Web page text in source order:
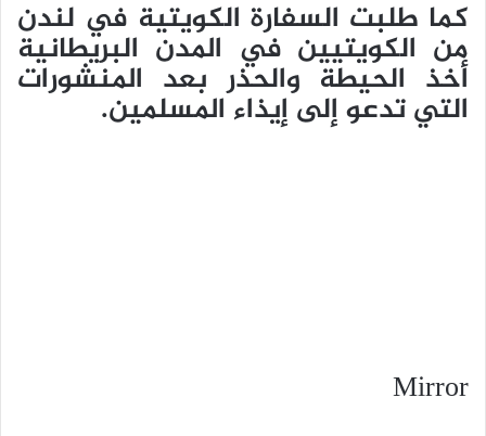
كما طلبت السفارة الكويتية في لندن
من الكويتيين في المدن البريطانية
أخذ الحيطة والحذر بعد المنشورات
التي تدعو إلى إيذاء المسلمين.
Mirror